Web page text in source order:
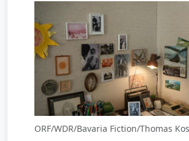
ORF/WDR/Bavaria Fiction/Thomas